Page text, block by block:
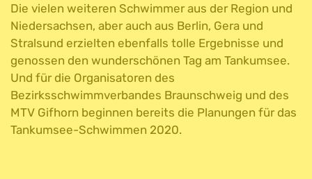
Die vielen weiteren Schwimmer aus der Region und
Niedersachsen, aber auch aus Berlin, Gera und
Stralsund erzielten ebenfalls tolle Ergebnisse und
genossen den wunderschönen Tag am Tankumsee.
Und für die Organisatoren des
Bezirksschwimmverbandes Braunschweig und des
MTV Gifhorn beginnen bereits die Planungen für das
Tankumsee-Schwimmen 2020.